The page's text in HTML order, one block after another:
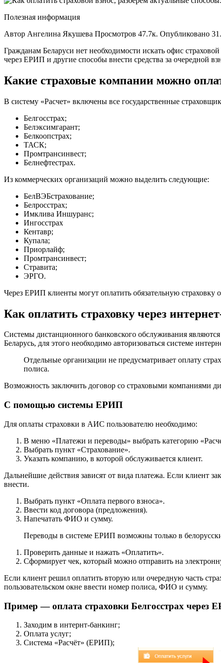
через
webpay,
почту,
Полезная информация
Автор Ангелина Якушева Просмотров 47.7к. Опубликовано
Гражданам Беларуси нет необходимости искать офис
через ЕРИП и другие способы внести средства за очередной
Какие страховые компании можно
В систему «Расчет» включены все государственные
Белгосстрах;
Белэксимгарант;
Белкоопстрах;
ТАСК;
Промтрансинвест;
Белнефтестрах.
Из коммерческих организаций можно выделить следующие:
БелВЭБстрахование;
Белросстрах;
Имклива Иншуранс;
Ингосстрах
Кентавр;
Купала;
Приорлайф;
Промтрансинвест;
Стравита;
ЭРГО.
Через ЕРИП клиенты могут оплатить обязательную страховку
Как оплатить страховку через
Системы дистанционного банковского обслуживания
Беларусь, для этого необходимо авторизоваться системе
Отдельные организации не предусматривает оплату
полиса.
Возможность заключить договор со страховыми компаниями
С помощью системы ЕРИП
Для оплаты страховки в АИС пользователю необходимо:
В меню «Платежи и переводы» выбрать категорию
Выбрать пункт «Страхование».
Указать компанию, в которой обслуживается клиент.
Дальнейшие действия зависят от вида платежа. Если клиент
внести.
Выбрать пункт «Оплата первого взноса».
Ввести код договора (предложения).
Напечатать ФИО и сумму.
Переводы в системе ЕРИП возможны только в
Проверить данные и нажать «Оплатить».
Сформирует чек, который можно отправить на
Если клиент решил оплатить вторую или очередную часть
пользовательском окне ввести номер полиса, ФИО и сумму.
Пример — оплата страховки Белгосстрах через
Заходим в интернт-банкинг;
Оплата услуг;
Система «Расчёт» (ЕРИП);